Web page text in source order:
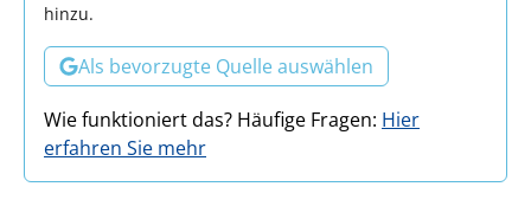
hinzu.
Als bevorzugte Quelle auswählen
Wie funktioniert das? Häufige Fragen: Hier
erfahren Sie mehr